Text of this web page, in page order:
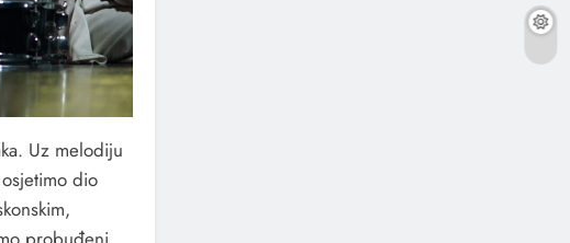
Uz melodiju
dio